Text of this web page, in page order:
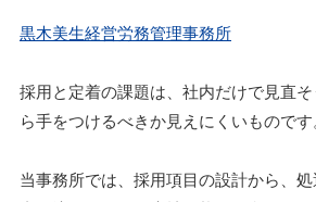
黒木美生経営労務管理事務所
採用と定着の課題は、社内だけで見直
ら手をつけるべきか見えにくいものです
当事務所では、採用項目の設計から、